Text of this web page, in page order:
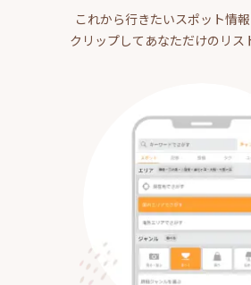
これから行きたいスポット情
クリップしてあなただけのリス